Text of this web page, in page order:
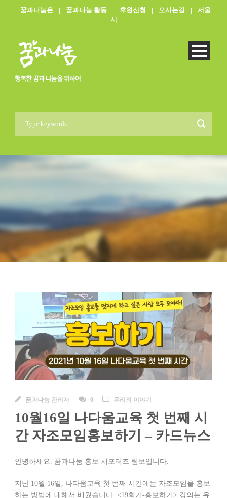
꿈과나눔은 | 꿈과나눔 활동 | 후원신청 | 오시는길 |
서울
시
꿈과나눔 관리자 0 우리의 이야기
10월16일 나다움교육 첫 번째 시
간 자조모임홍보하기 – 카드뉴스
안녕하세요. 꿈과나눔 홍보 서포터즈 림보입니다.
지난 10월 16일, 나다움교육 첫 번째 시간에는 자조모임을 홍보
하는 방법에 대해서 배웠습니다. <19회기-홍보하기> 강의는 유